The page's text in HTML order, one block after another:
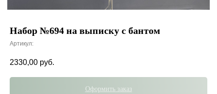
Набор №694 на выписку с бантом
Артикул:
2330,00 руб.
Оформить заказ